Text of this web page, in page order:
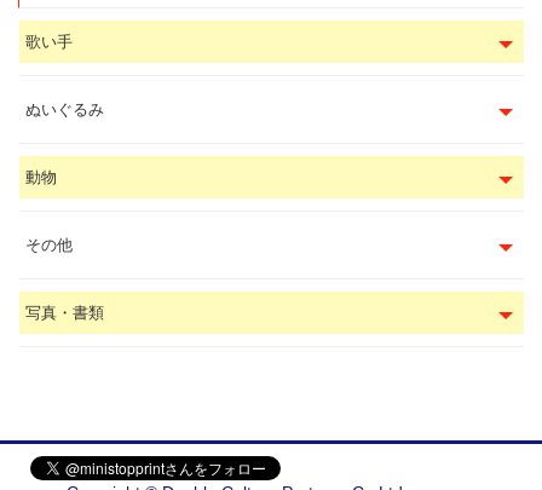
歌い手
ぬいぐるみ
動物
その他
写真・書類